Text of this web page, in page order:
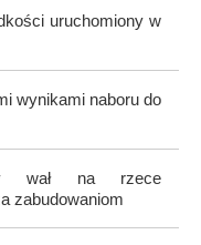
uruchomiony w
wynikami naboru do
wał na rzece
zabudowaniom